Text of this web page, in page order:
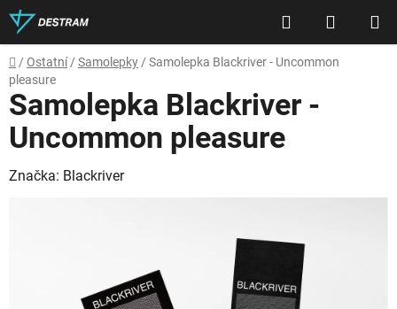
Přejít
na
obsah
Hledat
KOŠÍK
Domů
/ Ostatní / Samolepky / Samolepka Blackriver - Uncommon
pleasure
Samolepka Blackriver -
Uncommon pleasure
Značka: Blackriver